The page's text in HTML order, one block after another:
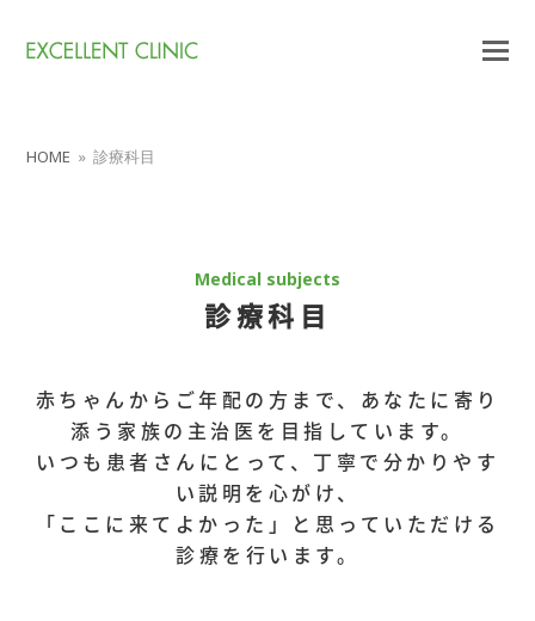
HOME » 診療科目
Medical subjects
診療科目
赤ちゃんからご年配の方まで、あなたに寄り
添う家族の主治医を目指しています。
いつも患者さんにとって、丁寧で分かりやす
い説明を心がけ、
「ここに来てよかった」と思っていただける
診療を行います。